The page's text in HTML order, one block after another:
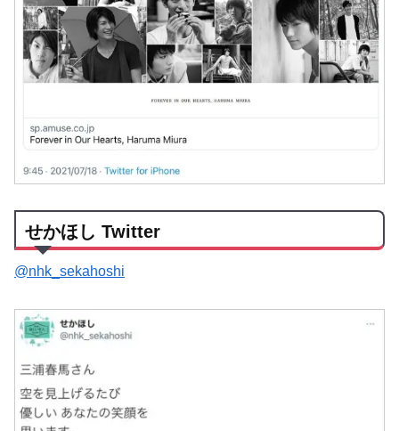
せかほし Twitter
@nhk_sekahoshi